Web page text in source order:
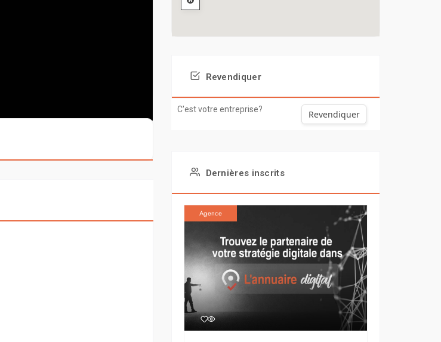
Revendiquer
C'est votre entreprise? Revendiquer
Dernières inscrits
Agence